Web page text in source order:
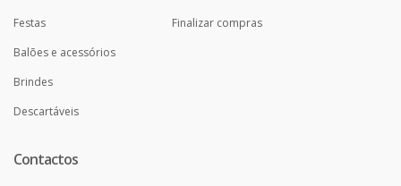
Festas
Balões e acessórios
Brindes
Descartáveis
Finalizar compras
Contactos